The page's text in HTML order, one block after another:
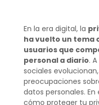
En la era digital, la
ha vuelto un tema
usuarios que
personal a diario.
sociales
preocupaciones
datos personales.
cómo proteger tu